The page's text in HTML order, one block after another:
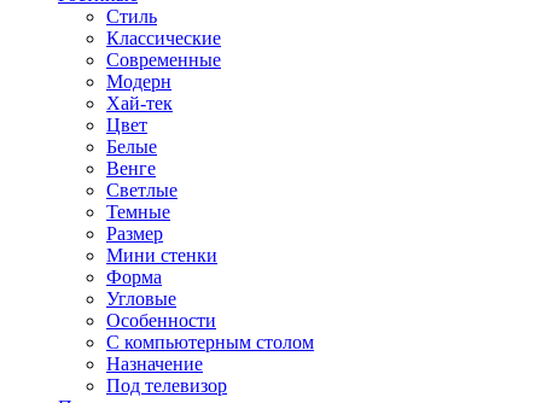
Стиль
Классические
Современные
Модерн
Хай-тек
Цвет
Белые
Венге
Светлые
Темные
Размер
Мини стенки
Форма
Угловые
Особенности
С компьютерным столом
Назначение
Под телевизор